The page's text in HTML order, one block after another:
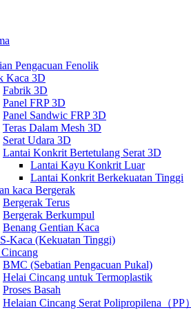
Pengacuan Fenolik
Kaca 3D
Fabrik 3D
Panel FRP 3D
Panel Sandwic FRP 3D
Teras Dalam Mesh 3D
Serat Udara 3D
Lantai Konkrit Bertetulang Serat 3D
Lantai Kayu Konkrit Luar
Lantai Konkrit Berkekuatan Tinggi
kaca Bergerak
Bergerak Terus
Bergerak Berkumpul
Benang Gentian Kaca
Kaca (Kekuatan Tinggi)
BMC (Sebatian Pengacuan Pukal)
Helai Cincang untuk Termoplastik
Proses Basah
Helaian Cincang Serat Polipropilena（PP）